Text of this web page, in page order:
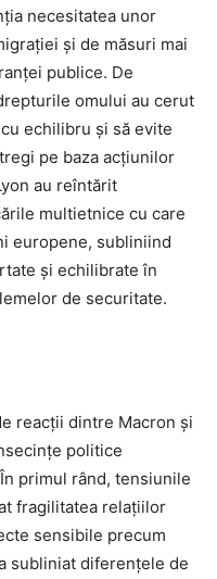
necesitatea unor
și de măsuri mai
publice. De
omului au cerut
echilibru și să evite
pe baza acțiunilor
au reîntărit
multietnice cu care
europene, subliniind
și echilibrate în
de securitate.
reacții dintre Macron și
politice
primul rând, tensiunile
fragilitatea relațiilor
sensibile precum
subliniat diferențele de